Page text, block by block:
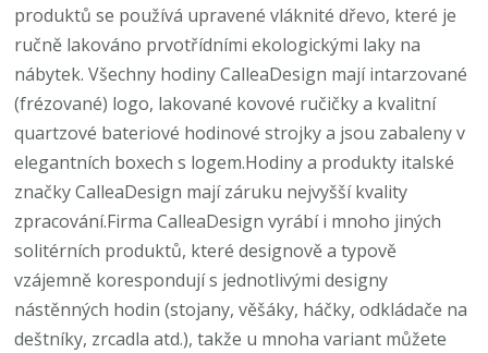
produktů se používá upravené vláknité dřevo, které je
ručně lakováno prvotřídními ekologickými laky na
nábytek. Všechny hodiny CalleaDesign mají intarzované
(frézované) logo, lakované kovové ručičky a kvalitní
quartzové bateriové hodinové strojky a jsou zabaleny v
elegantních boxech s logem.Hodiny a produkty italské
značky CalleaDesign mají záruku nejvyšší kvality
zpracování.Firma CalleaDesign vyrábí i mnoho jiných
solitérních produktů, které designově a typově
vzájemně korespondují s jednotlivými designy
nástěnných hodin (stojany, věšáky, háčky, odkládače na
deštníky, zrcadla atd.), takže u mnoha variant můžete